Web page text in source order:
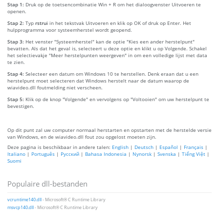
Stap 1: Druk op de toetsencombinatie Win + R om het dialoogvenster Uitvoeren te
openen.
Stap 2: Typ rstrui in het tekstvak Uitvoeren en klik op OK of druk op Enter. Het
hulpprogramma voor systeemherstel wordt geopend.
Stap 3: Het venster "Systeemherstel" kan de optie "Kies een ander herstelpunt"
bevatten. Als dat het geval is, selecteert u deze optie en klikt u op Volgende. Schakel
het selectievakje "Meer herstelpunten weergeven" in om een volledige lijst met data
te zien.
Stap 4: Selecteer een datum om Windows 10 te herstellen. Denk eraan dat u een
herstelpunt moet selecteren dat Windows herstelt naar de datum waarop de
wiavideo.dll foutmelding niet verscheen.
Stap 5: Klik op de knop "Volgende" en vervolgens op "Voltooien" om uw herstelpunt te
bevestigen.
Op dit punt zal uw computer normaal herstarten en opstarten met de herstelde versie
van Windows, en de wiavideo.dll fout zou opgelost moeten zijn.
Deze pagina is beschikbaar in andere talen: English | Deutsch | Español | Français |
Italiano | Português | Русский | Bahasa Indonesia | Nynorsk | Svenska | Tiếng Việt |
Suomi
Populaire dll-bestanden
vcruntime140.dll- Microsoft® C Runtime Library
msvcp140.dll- Microsoft® C Runtime Library